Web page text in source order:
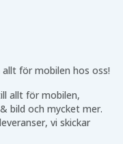
för mobilen hos oss!
allt för mobilen,
bild och mycket mer.
vi skickar